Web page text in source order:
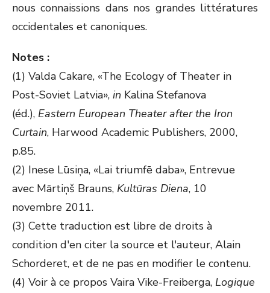
nous connaissions dans nos grandes littératures
occidentales et canoniques.
Notes :
(1) Valda Cakare, «The Ecology of Theater in
Post-Soviet Latvia», in Kalina Stefanova
(éd.), Eastern European Theater after the Iron
Curtain, Harwood Academic Publishers, 2000,
p.85.
(2) Inese Lūsiņa, «Lai triumfē daba», Entrevue
avec Mārtiņš Brauns, Kultūras Diena, 10
novembre 2011.
(3) Cette traduction est libre de droits à
condition d'en citer la source et l'auteur, Alain
Schorderet, et de ne pas en modifier le contenu.
(4) Voir à ce propos Vaira Vike-Freiberga, Logique